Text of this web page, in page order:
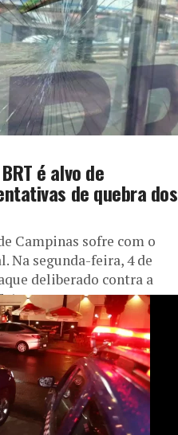
é alvo de
de quebra dos
Campinas sofre com o
Na segunda-feira, 4 de
deliberado contra a
A...